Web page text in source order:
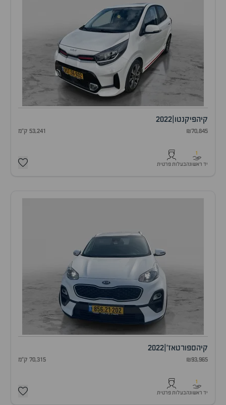
קיהפיקנטו 2022
₪70,845 53,241 ק"מ
1
יד ראשונהבעלות פרטית
קיהספורטאז' 2022
₪93,965 70,315 ק"מ
1
יד ראשונהבעלות פרטית